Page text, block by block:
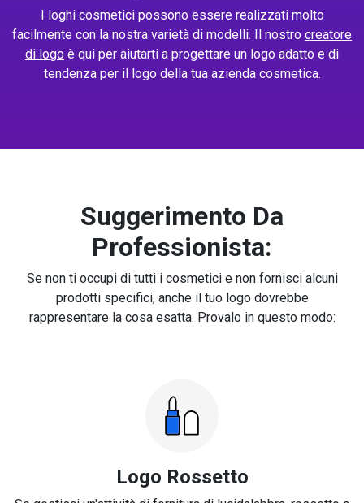
I loghi cosmetici possono essere realizzati molto
facilmente con la nostra varietà di modelli. Il nostro creatore
di logo è qui per aiutarti a progettare un logo adatto e di
tendenza per il logo della tua azienda cosmetica.
Suggerimento Da
Professionista:
Se non ti occupi di tutti i cosmetici e non fornisci alcuni
prodotti specifici, anche il tuo logo dovrebbe
rappresentare la cosa esatta. Provalo in questo modo:
Logo Rossetto